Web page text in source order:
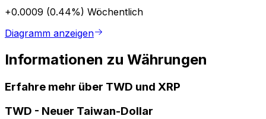
+0.0009 (0.44%) Wöchentlich
Diagramm anzeigen
Informationen zu Währungen
Erfahre mehr über TWD und XRP
TWD - Neuer Taiwan-Dollar